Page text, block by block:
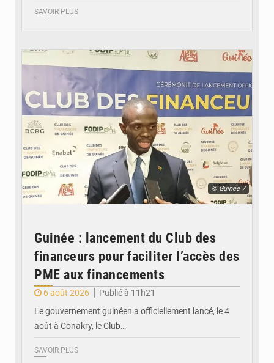
SAVOIR PLUS
© Guinée 7
Guinée : lancement du Club des
financeurs pour faciliter l’accès des
PME aux financements
6 août 2026
Publié à 11h21
Le gouvernement guinéen a officiellement lancé, le 4
août à Conakry, le Club…
SAVOIR PLUS